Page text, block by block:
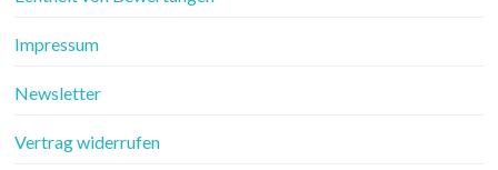
Impressum
Newsletter
Vertrag widerrufen